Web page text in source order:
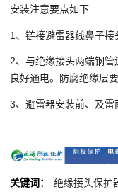
安装注意要点如下
1、链接避雷器线鼻子接
2、与绝缘接头两端钢
良好通电。防腐绝缘层
3、避雷器安装前、及雷
关键词： 绝缘接头保护